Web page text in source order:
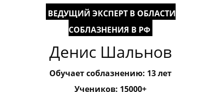
ВЕДУЩИЙ ЭКСПЕРТ В ОБЛАСТИ
СОБЛАЗНЕНИЯ В РФ
Денис Шальнов
Обучает соблазнению: 13 лет
Учеников: 15000+